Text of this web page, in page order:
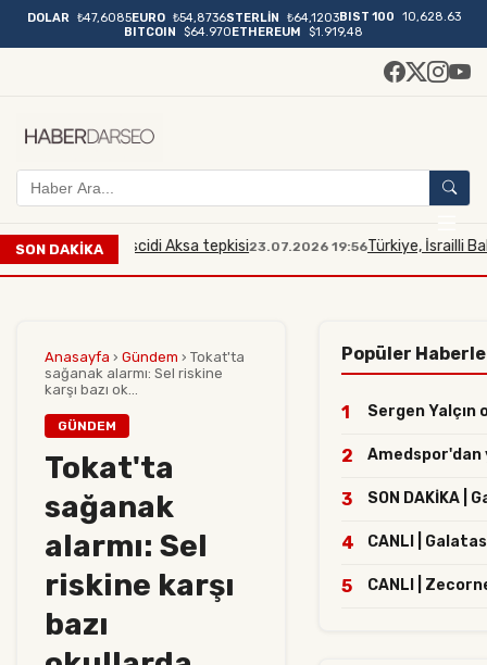
DOLAR ₺47,6085EURO ₺54,8736STERLİN ₺64,1203BIST 100
10,628.63
BITCOIN
$64.970ETHEREUM $1.919,48
SON DAKİKA
Mescidi Aksa tepkisi23.07.2026 19:56Türkiye, İsrailli Bakan'ın
Anasayfa › Gündem › Tokat'ta
sağanak alarmı: Sel riskine
karşı bazı ok...
GÜNDEM
Tokat'ta
sağanak
alarmı: Sel
riskine karşı
bazı
Popüler
1 Sergen
2 Amedspor'dan
3 SON DAKİKA |
4 CANLI |
5 CANLI |